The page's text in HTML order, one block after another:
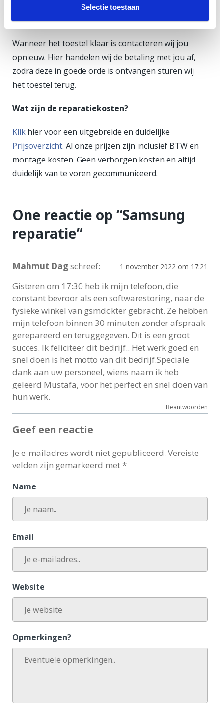
Selectie toestaan
jou contacteren dat deze goed is gearriveerd. Wij
gaan over tot reparatie, onderzoek.
Wanneer het toestel klaar is contacteren wij jou
opnieuw. Hier handelen wij de betaling met jou af,
zodra deze in goede orde is ontvangen sturen wij
het toestel terug.
Wat zijn de reparatiekosten?
Klik hier voor een uitgebreide en duidelijke
Prijsoverzicht. Al onze prijzen zijn inclusief BTW en
montage kosten. Geen verborgen kosten en altijd
duidelijk van te voren gecommuniceerd.
One reactie op “Samsung
reparatie”
Mahmut Dagschreef: 1 november 2022 om 17:21
Gisteren om 17:30 heb ik mijn telefoon, die
constant bevroor als een softwarestoring, naar de
fysieke winkel van gsmdokter gebracht. Ze hebben
mijn telefoon binnen 30 minuten zonder afspraak
gerepareerd en teruggegeven. Dit is een groot
succes. Ik feliciteer dit bedrijf.. Het werk goed en
snel doen is het motto van dit bedrijf.Speciale
dank aan uw personeel, wiens naam ik heb
geleerd Mustafa, voor het perfect en snel doen van
hun werk.
Beantwoorden
Geef een reactie
Je e-mailadres wordt niet gepubliceerd. Vereiste
velden zijn gemarkeerd met *
Name
Email
Website
Opmerkingen?